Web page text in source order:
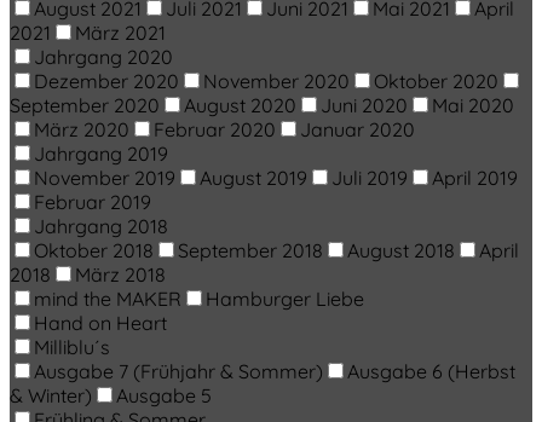
August 2021
Juli 2021 Juni 2021 Mai 2021
April
2021
März 2021
Jahrgang 2020
Dezember 2020
November 2020
Oktober 2020
September 2020
August 2020 Juni 2020
Mai 2020
März 2020
Februar 2020
Januar 2020
Jahrgang 2019
November 2019
August 2019 Juli 2019
April 2019
Februar 2019
Jahrgang 2018
Oktober 2018
September 2018 August 2018
April
2018
März 2018
mind the MAKER
Hamburger Liebe
Hand on Heart
Milliblu´s
Ausgabe 7 (Frühjahr & Sommer)
Ausgabe 6 (Herbst
& Winter)
Ausgabe 5